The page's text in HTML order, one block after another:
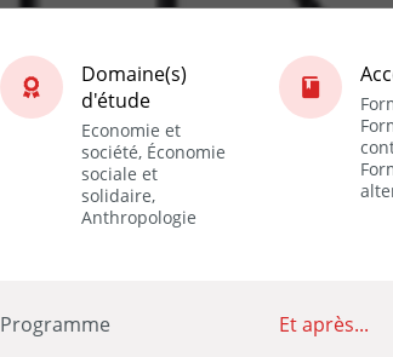
Domaine(s)
d'étude
Economie et
société, Économie
sociale et
solidaire,
Anthropologie
Programme Et après...